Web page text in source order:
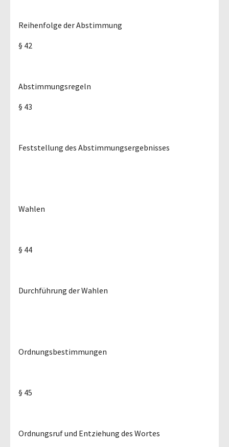
Reihenfolge der Abstimmung
§ 42
Abstimmungsregeln
§ 43
Feststellung des Abstimmungsergebnisses
Wahlen
§ 44
Durchführung der Wahlen
Ordnungsbestimmungen
§ 45
Ordnungsruf und Entziehung des Wortes